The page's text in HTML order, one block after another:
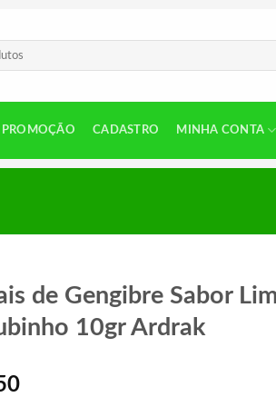
PROMOÇÃO CADASTRO MINHA CONTA
de Gengibre Sabor
10gr Ardrak